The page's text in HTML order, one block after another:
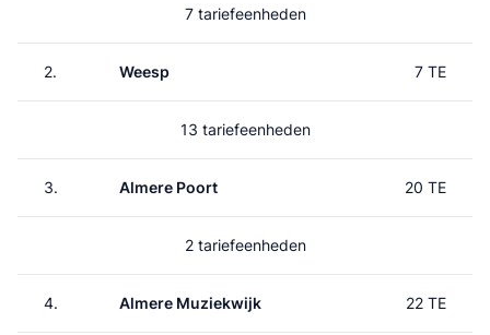
7 tariefeenheden
2. Weesp 7 TE
13 tariefeenheden
3. Almere Poort 20 TE
2 tariefeenheden
4. Almere Muziekwijk 22 TE